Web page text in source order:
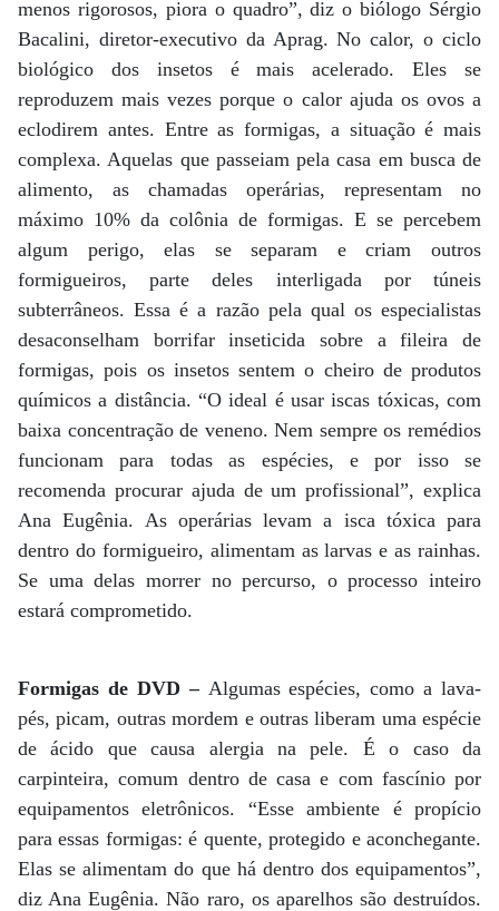
menos rigorosos, piora o quadro”, diz o biólogo Sérgio
Bacalini, diretor-executivo da Aprag. No calor, o ciclo
biológico dos insetos é mais acelerado. Eles se
reproduzem mais vezes porque o calor ajuda os ovos a
eclodirem antes. Entre as formigas, a situação é mais
complexa. Aquelas que passeiam pela casa em busca de
alimento, as chamadas operárias, representam no
máximo 10% da colônia de formigas. E se percebem
algum perigo, elas se separam e criam outros
formigueiros, parte deles interligada por túneis
subterrâneos. Essa é a razão pela qual os especialistas
desaconselham borrifar inseticida sobre a fileira de
formigas, pois os insetos sentem o cheiro de produtos
químicos a distância. “O ideal é usar iscas tóxicas, com
baixa concentração de veneno. Nem sempre os remédios
funcionam para todas as espécies, e por isso se
recomenda procurar ajuda de um profissional”, explica
Ana Eugênia. As operárias levam a isca tóxica para
dentro do formigueiro, alimentam as larvas e as rainhas.
Se uma delas morrer no percurso, o processo inteiro
estará comprometido.
Formigas de DVD – Algumas espécies, como a lava-
pés, picam, outras mordem e outras liberam uma espécie
de ácido que causa alergia na pele. É o caso da
carpinteira, comum dentro de casa e com fascínio por
equipamentos eletrônicos. “Esse ambiente é propício
para essas formigas: é quente, protegido e aconchegante.
Elas se alimentam do que há dentro dos equipamentos”,
diz Ana Eugênia. Não raro, os aparelhos são destruídos.